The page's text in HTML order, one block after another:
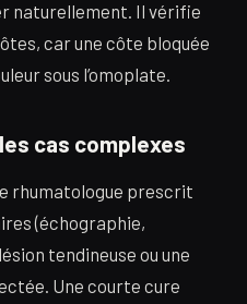
naturellement. Il vérifie
car une côte bloquée
sous l’omoplate.
cas complexes
rhumatologue prescrit
(échographie,
tendineuse ou une
Une courte cure